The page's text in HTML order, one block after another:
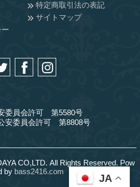
特定商取引法の表記
サイトマップ
委員会許可 第5580号
安委員会許可 第8808号
CO,LTD. All Rights Reserved. Pow
by bass2416.com
JA